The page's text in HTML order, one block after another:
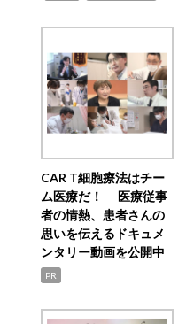
CAR T細胞療法はチー
ム医療だ！ 医療従事
者の情熱、患者さんの
思いを伝えるドキュメ
ンタリー動画を公開中
PR